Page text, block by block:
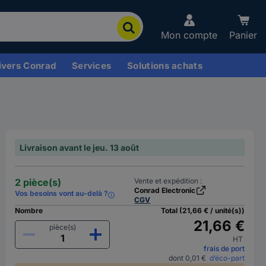
Mon compte Panier
Conrad Services Solutions achats
Livraison avant le jeu. 13 août
2 pièce(s)
Vos besoins vont au-delà ?
Vente et expédition :
Conrad Electronic
CGV
Nombre
pièce(s)
Total (21,66 € / unité(s))
21,66 €
HT
frais de port
dont 0,01 € d’éco-part